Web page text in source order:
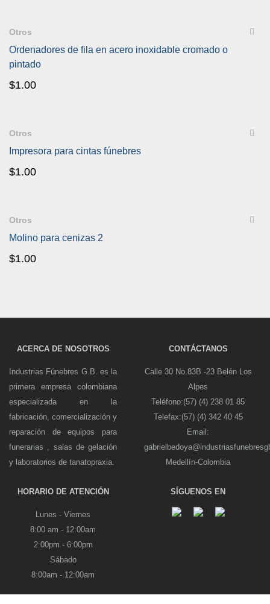
Otros
Ordenadores de fila en acero inoxidable cromado o
pintado
$1.00
Otros
Impresora para cintas fúnebres
$1.00
Otros
Molino para cenizas 2
$1.00
ACERCA DE NOSOTROS
Industrias Fúnebres G.B. es la
primera empresa colombiana
especializada en la
fabricación, comercialización y
reparación de equipos para
funerarias , salas de gelación
y laboratorios de tanatopraxia.
CONTÁCTANOS
Calle 30 No.83B -23 Belén Los
Alpes
Teléfono:(57) (4) 238 01 85
Telefax:(57) (4) 342 40 45
Email:
Medellín-Colombia
HORARIO DE ATENCIÓN
Lunes - Viernes
8:00 am - 12:00am
2:00pm - 6:00pm
Sábado
8:00am - 12:00am
SÍGUENOS EN